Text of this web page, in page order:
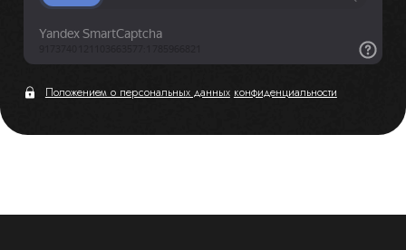
Положением о персональных данных конфиденциальности